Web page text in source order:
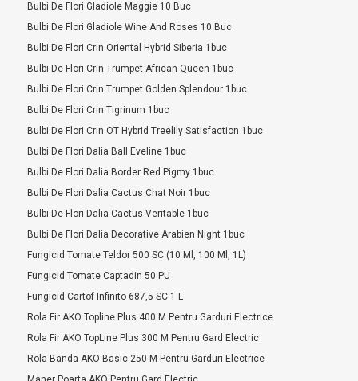
Bulbi De Flori Gladiole Maggie 10 Buc
Bulbi De Flori Gladiole Wine And Roses 10 Buc
Bulbi De Flori Crin Oriental Hybrid Siberia 1buc
Bulbi De Flori Crin Trumpet African Queen 1buc
Bulbi De Flori Crin Trumpet Golden Splendour 1buc
Bulbi De Flori Crin Tigrinum 1buc
Bulbi De Flori Crin OT Hybrid Treelily Satisfaction 1buc
Bulbi De Flori Dalia Ball Eveline 1buc
Bulbi De Flori Dalia Border Red Pigmy 1buc
Bulbi De Flori Dalia Cactus Chat Noir 1buc
Bulbi De Flori Dalia Cactus Veritable 1buc
Bulbi De Flori Dalia Decorative Arabien Night 1buc
Fungicid Tomate Teldor 500 SC (10 Ml, 100 Ml, 1L)
Fungicid Tomate Captadin 50 PU
Fungicid Cartof Infinito 687,5 SC 1 L
Rola Fir AKO Topline Plus 400 M Pentru Garduri Electrice
Rola Fir AKO TopLine Plus 300 M Pentru Gard Electric
Rola Banda AKO Basic 250 M Pentru Garduri Electrice